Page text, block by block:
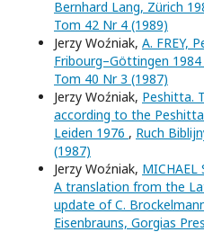
Bernhard Lang, Zürich
Tom 42 Nr 4 (1989)
Jerzy Woźniak, A. FREY,
Fribourg–Göttingen 1984
Tom 40 Nr 3 (1987)
Jerzy Woźniak, Peshitta.
according to the
Leiden 1976 , Ruch
(1987)
Jerzy Woźniak, MICHAEL
A translation from the
update of C.
Eisenbrauns, Gorgias